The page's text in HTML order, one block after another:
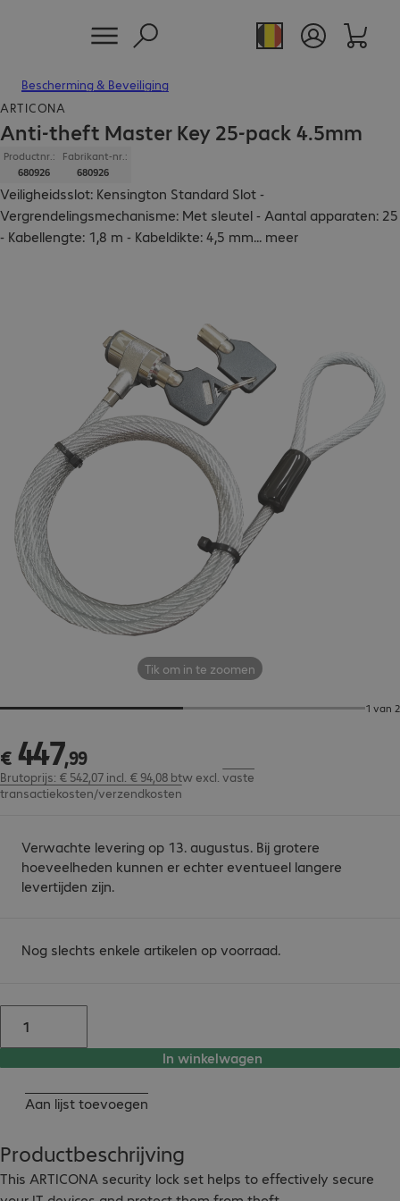
Bescherming & Beveiliging
Tik om in te zoomen
1 van 2
ARTICONA
Anti-theft Master Key 25-pack 4.5mm
Productnr.:
680926
Fabrikant-nr.:
680926
Veiligheidsslot: Kensington Standard Slot -
Vergrendelingsmechanisme: Met sleutel - Aantal apparaten: 25
- Kabellengte: 1,8 m - Kabeldikte: 4,5 mm... meer
€ 447,99
€ 447,99
Brutoprijs: € 542,07 incl. € 94,08 btw excl. vaste
transactiekosten/verzendkosten
Verwachte levering op 13. augustus. Bij grotere
hoeveelheden kunnen er echter eventueel langere
levertijden zijn.
Nog slechts enkele artikelen op voorraad.
In winkelwagen
Aan lijst toevoegen
Productbeschrijving
This ARTICONA security lock set helps to effectively secure